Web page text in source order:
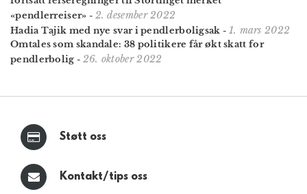
«pendlerreiser» - 2. desember 2022
Hadia Tajik med nye svar i pendlerboligsak - 1. mars 2022
Omtales som skandale: 38 politikere får økt skatt for
pendler­bolig - 26. oktober 2022
Støtt oss
Kontakt/tips oss